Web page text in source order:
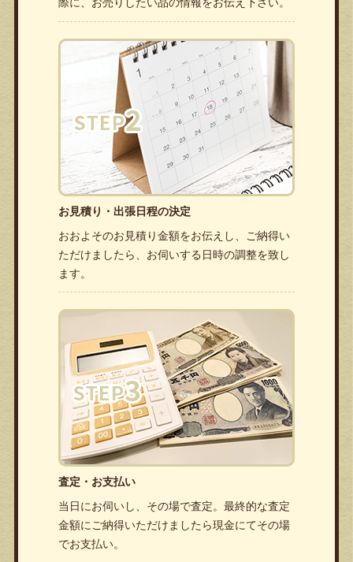
際に、お売りしたい品の情報をお伝え下さい。
お見積り・出張日程の決定
おおよそのお見積り金額をお伝えし、ご納得い
ただけましたら、お伺いする日時の調整を致し
ます。
査定・お支払い
当日にお伺いし、その場で査定。最終的な査定
金額にご納得いただけましたら現金にてその場
でお支払い。